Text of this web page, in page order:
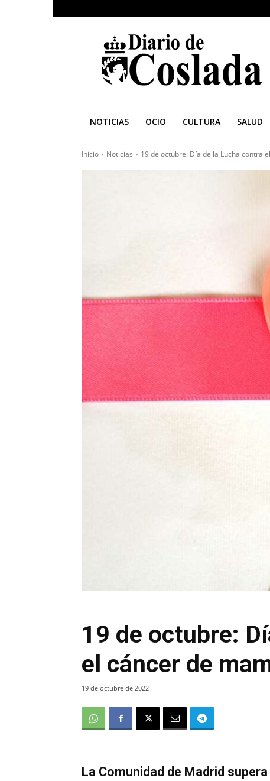
Diario
de
Coslada
NOTICIAS OCIO CULTURA SALUD
Inicio Noticias 19 de octubre: Día de la Lucha contra
19 de octubre:
el cáncer de
19 de octubre de 2022
La Comunidad de Madrid